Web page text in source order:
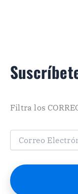
Filtra los
C
e
o